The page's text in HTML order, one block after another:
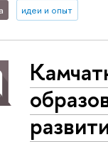
идеи и опыт